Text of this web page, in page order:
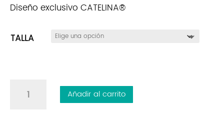
Diseño exclusivo CATELINA®
TALLA
Carolina|
Añadir al carrito